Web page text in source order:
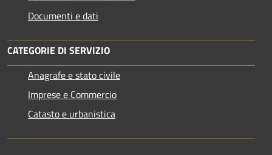
Documenti e dati
CATEGORIE DI SERVIZIO
Anagrafe e stato civile
Imprese e Commercio
Catasto e urbanistica